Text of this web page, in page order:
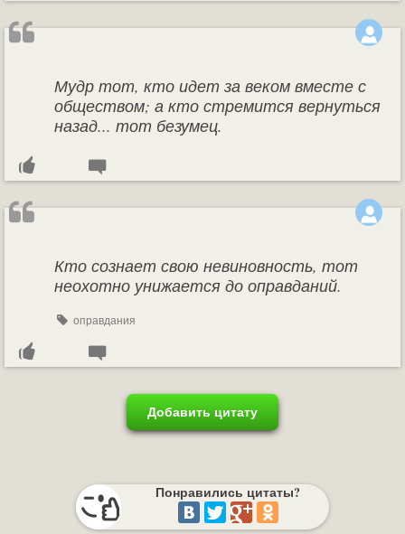
Мудр тот, кто идет за веком вместе с
обществом; а кто стремится вернуться
назад... тот безумец.
Кто сознает свою невиновность, тот
неохотно унижается до оправданий.
оправдания
Добавить цитату
Понравились цитаты?